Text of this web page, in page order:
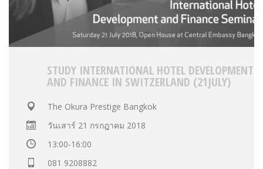
STUDY INTERNATIONAL HOTEL DEVELOPMENT
AND FINANCE IN SWITZERLAND (21JULY)
The Okura Prestige Bangkok
วันเสาร์ 21 กรกฎาคม 2018
13:00-16:00
081 9208882